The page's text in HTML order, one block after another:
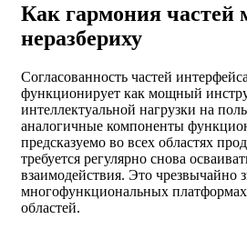
Как гармония частей
неразбериху
Согласованность частей
функционирует как мощный
интеллектуальной нагрузки на
аналогичные компоненты
предсказуемо во всех областях
требуется регулярно снова
взаимодействия. Это чрезвычайно
многофункциональных
областей.